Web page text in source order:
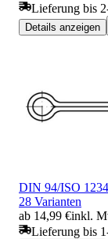
Lieferung bis
Details anzeigen
DIN 94/ISO
28 Varianten
ab 14,99 €inkl.
Lieferung bis